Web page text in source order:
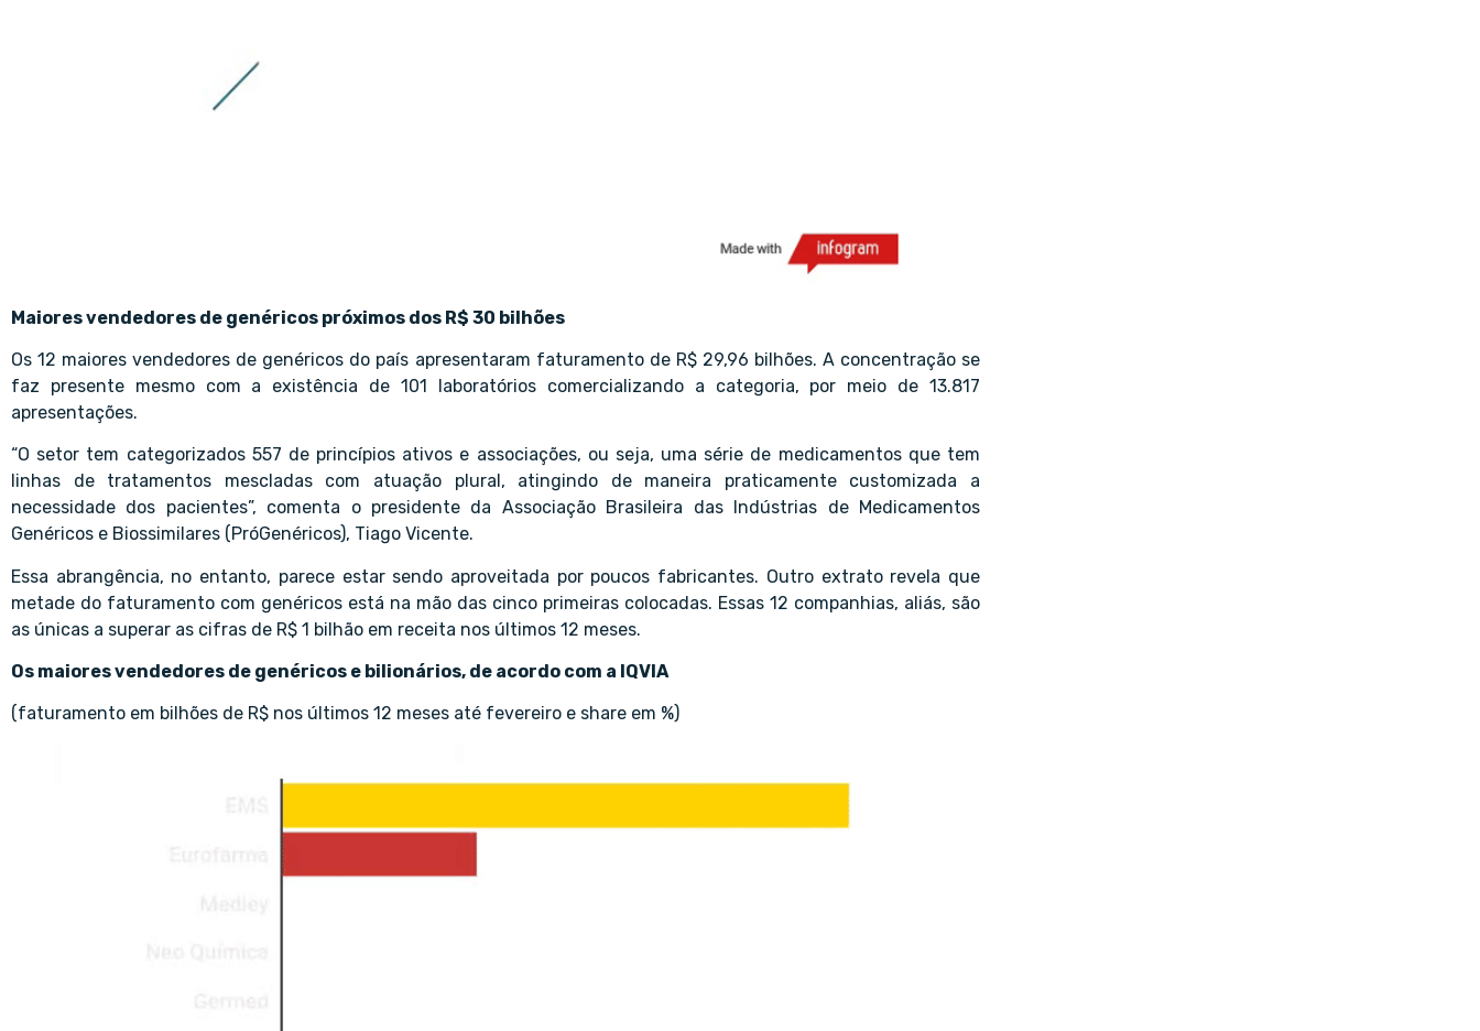
Maiores vendedores de genéricos próximos dos R$ 30 bilhões
Os 12 maiores vendedores de genéricos do país apresentaram faturamento de R$ 29,96 bilhões. A concentração se
faz presente mesmo com a existência de 101 laboratórios comercializando a categoria, por meio de 13.817
apresentações.
“O setor tem categorizados 557 de princípios ativos e associações, ou seja, uma série de medicamentos que tem
linhas de tratamentos mescladas com atuação plural, atingindo de maneira praticamente customizada a
necessidade dos pacientes”, comenta o presidente da Associação Brasileira das Indústrias de Medicamentos
Genéricos e Biossimilares (PróGenéricos), Tiago Vicente.
Essa abrangência, no entanto, parece estar sendo aproveitada por poucos fabricantes. Outro extrato revela que
metade do faturamento com genéricos está na mão das cinco primeiras colocadas. Essas 12 companhias, aliás, são
as únicas a superar as cifras de R$ 1 bilhão em receita nos últimos 12 meses.
Os maiores vendedores de genéricos e bilionários, de acordo com a IQVIA
(faturamento em bilhões de R$ nos últimos 12 meses até fevereiro e share em %)